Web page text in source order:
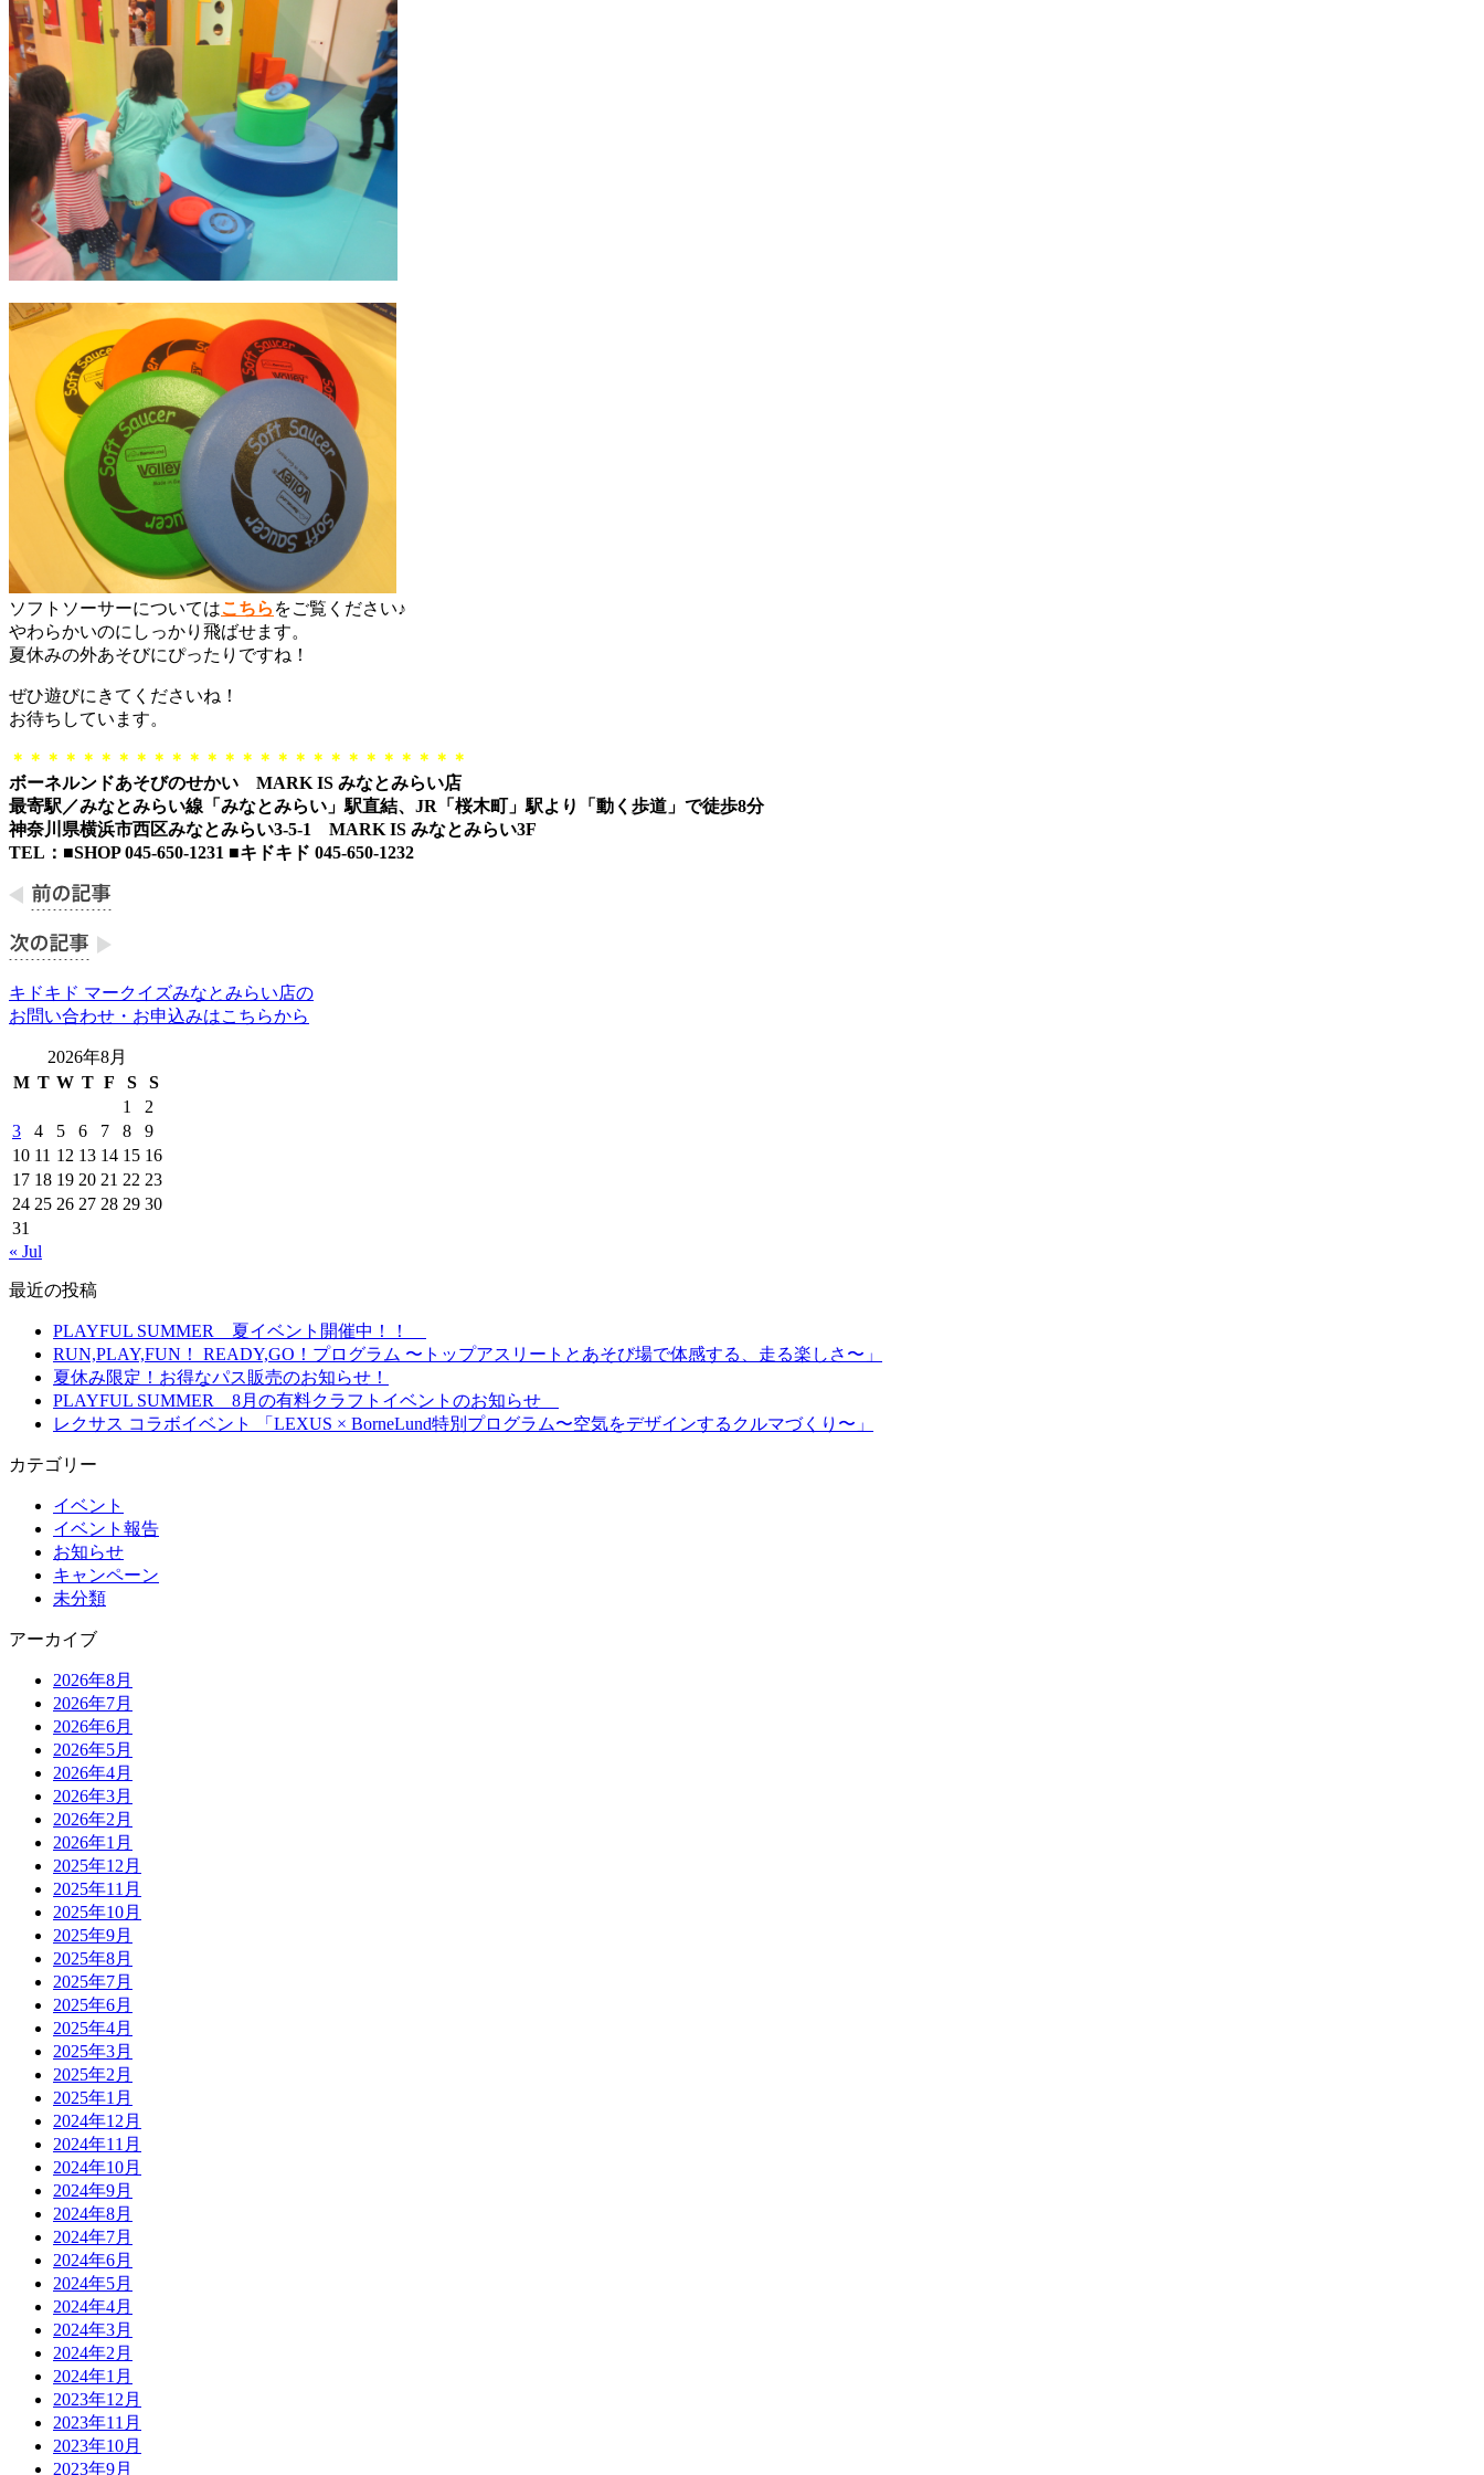
ソフトソーサーについてはこちら をご覧ください♪
やわらかいのにしっかり飛ばせます。
夏休みの外あそびにぴったりですね！
ぜひ遊びにきてくださいね！
お待ちしています。
＊＊＊＊＊＊＊＊＊＊＊＊＊＊＊＊＊＊＊＊＊＊＊＊＊＊
ボーネルンドあそびのせかい MARK IS みなとみらい店
最寄駅／みなとみらい線「みなとみらい」駅直結、JR「桜木町」駅より「動く歩道」で徒歩8分
神奈川県横浜市西区みなとみらい3-5-1 MARK IS みなとみらい3F
TEL：■SHOP 045-650-1231 ■キドキド 045-650-1232
キドキド マークイズみなとみらい店の
お問い合わせ・お申込みはこちらから
2026年8月
M T W T F S
S
1
2
3
4 5 6 7 8
9
10 11 12 13 14 15 16
17 18 19 20 21 22 23
24 25 26 27 28 29 30
31
« Jul
最近の投稿
PLAYFUL SUMMER 夏イベント開催中！！
RUN,PLAY,FUN！ READY,GO！プログラム 〜トップアスリートとあそび場で体感する、走る楽しさ〜」
夏休み限定！お得なパス販売のお知らせ！
PLAYFUL SUMMER 8月の有料クラフトイベントのお知らせ
レクサス コラボイベント 「LEXUS × BorneLund特別プログラム〜空気をデザインするクルマづくり〜」
カテゴリー
イベント
イベント報告
お知らせ
キャンペーン
未分類
アーカイブ
2026年8月
2026年7月
2026年6月
2026年5月
2026年4月
2026年3月
2026年2月
2026年1月
2025年12月
2025年11月
2025年10月
2025年9月
2025年8月
2025年7月
2025年6月
2025年4月
2025年3月
2025年2月
2025年1月
2024年12月
2024年11月
2024年10月
2024年9月
2024年8月
2024年7月
2024年6月
2024年5月
2024年4月
2024年3月
2024年2月
2024年1月
2023年12月
2023年11月
2023年10月
2023年9月